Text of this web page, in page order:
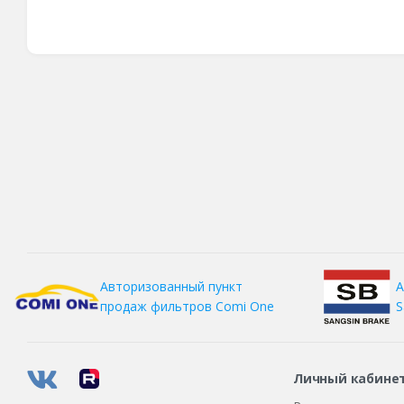
Авторизованный пункт
продаж фильтров Comi One
Личный